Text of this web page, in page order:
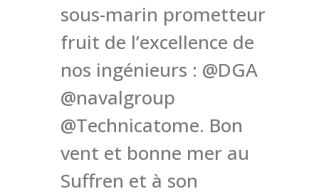
sous-marin prometteur
fruit de l’excellence de
nos ingénieurs : @DGA
@navalgroup
@Technicatome. Bon
vent et bonne mer au
Suffren et à son